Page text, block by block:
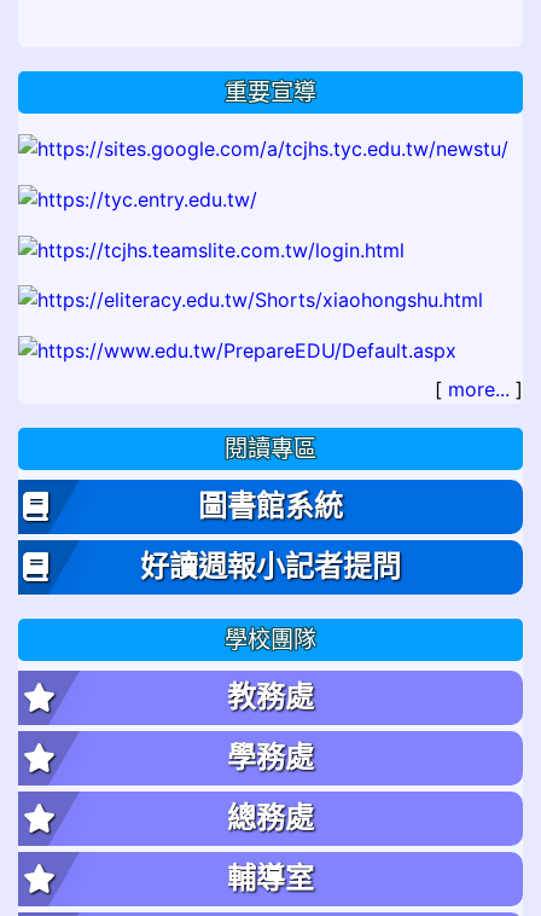
重要宣導
[ more... ]
閱讀專區
圖書館系統
好讀週報小記者提問
學校團隊
教務處
學務處
總務處
輔導室